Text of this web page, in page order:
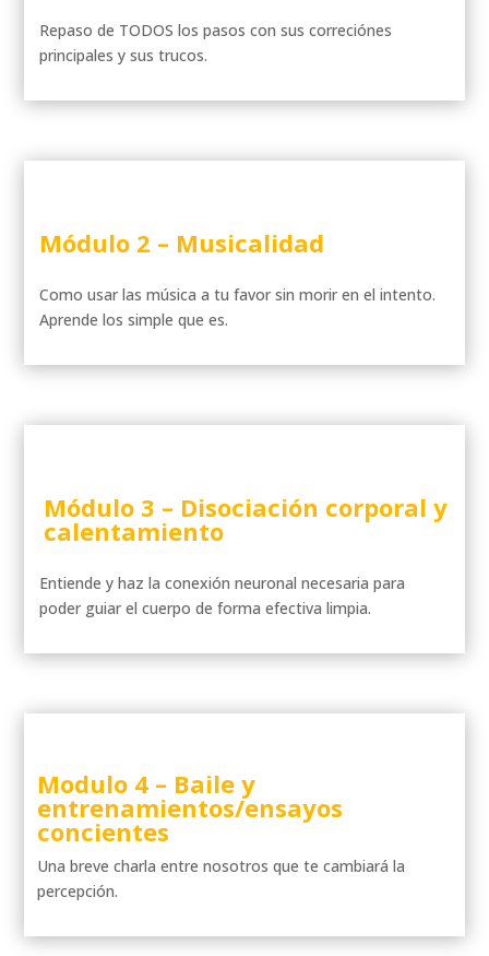
Repaso de TODOS los pasos con sus correciónes
principales y sus trucos.
Módulo 2 – Musicalidad
Como usar las música a tu favor sin morir en el intento.
Aprende los simple que es.
Módulo 3 – Disociación corporal y
calentamiento
Entiende y haz la conexión neuronal necesaria para
poder guiar el cuerpo de forma efectiva limpia.
Modulo 4 – Baile y
entrenamientos/ensayos
concientes
Una breve charla entre nosotros que te cambiará la
percepción.